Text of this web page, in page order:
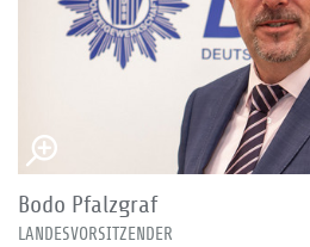
Bodo Pfalzgraf
LANDESVORSITZENDER